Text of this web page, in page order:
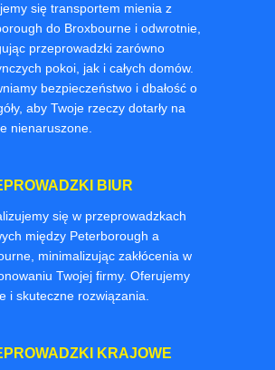
się transportem mienia z
do Broxbourne i odwrotnie,
przeprowadzki zarówno
pokoi, jak i całych domów.
bezpieczeństwo i dbałość o
aby Twoje rzeczy dotarły na
nienaruszone.
BIUR
się w przeprowadzkach
między Peterborough a
minimalizując zakłócenia w
Twojej firmy. Oferujemy
i skuteczne rozwiązania.
KRAJOWE